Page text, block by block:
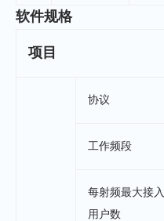
软件规格
项目
协议
工作频段
每射频最大接入
用户数